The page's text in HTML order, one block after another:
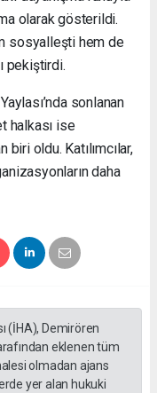
olarak gösterildi.
sosyalleşti hem de
pekiştirdi.
sonlanan
halkası ise
oldu. Katılımcılar,
daha
(İHA), Demirören
eklenen tüm
olmadan ajans
yer alan hukuki